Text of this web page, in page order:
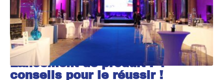
Lancement de produit : 4
conseils pour le réussir !